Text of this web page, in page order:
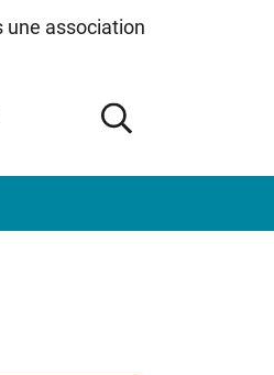
une association
AFFICHER